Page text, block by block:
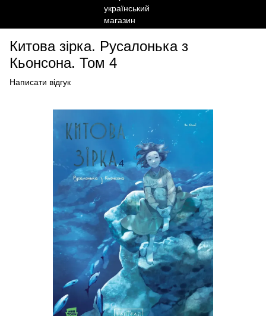
Китова зірка. Русалонька з
Кьонсона. Том 4
Написати відгук